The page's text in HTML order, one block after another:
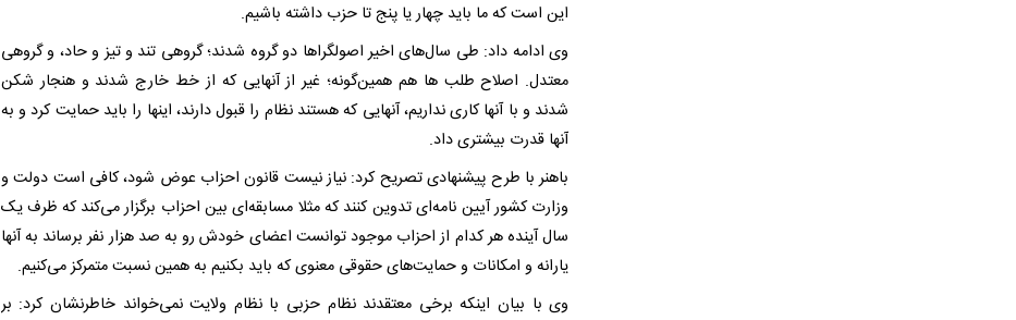
این است که ما باید چهار یا پنج تا حزب داشته باشیم.
وی ادامه داد: طی سال‌های اخیر اصولگراها دو گروه شدند؛ گروهی تند و تیز و حاد، و گروهی
معتدل. اصلاح طلب ها هم همین‌گونه؛ غیر از آنهایی که از خط خارج شدند و هنجار شکن
شدند و با آنها کاری نداریم، آنهایی که هستند نظام را قبول دارند، اینها را باید حمایت کرد و به
آنها قدرت بیشتری داد.
باهنر با طرح پیشنهادی تصریح کرد: نیاز نیست قانون احزاب عوض شود، کافی است دولت و
وزارت کشور آیین نامه‌ای تدوین کنند که مثلا مسابقه‌ای بین احزاب برگزار می‌کند که ظرف یک
سال آینده هر کدام از احزاب موجود توانست اعضای خودش رو به صد هزار نفر برساند به آنها
یارانه و امکانات و حمایت‌های حقوقی معنوی که باید بکنیم به همین نسبت متمرکز می‌کنیم.
وی با بیان اینکه برخی معتقدند نظام حزبی با نظام ولایت نمی‌خواند خاطرنشان کرد: بر